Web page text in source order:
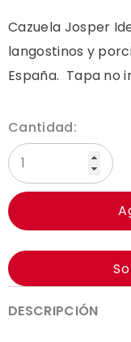
Cazuela Josper
langostinos y
España. Tapa no
Cantidad:
DESCRIPCIÓN